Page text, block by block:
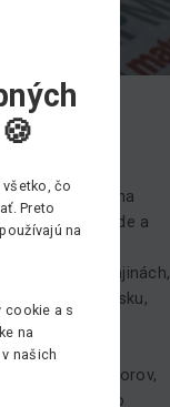
špecializuje na
východe a
Aktívne
v krajinách,
Francúzsku,
manipulátorov,
nie sú ľahko
čo
Preto
na
cookie a s
na
našich